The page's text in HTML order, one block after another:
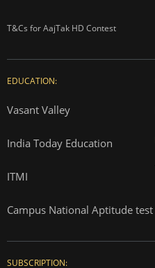
T&Cs for AajTak HD Contest
EDUCATION:
Vasant Valley
India Today Education
ITMI
Campus National Aptitude test
SUBSCRIPTION: